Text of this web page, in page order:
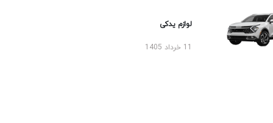
لوازم یدکی